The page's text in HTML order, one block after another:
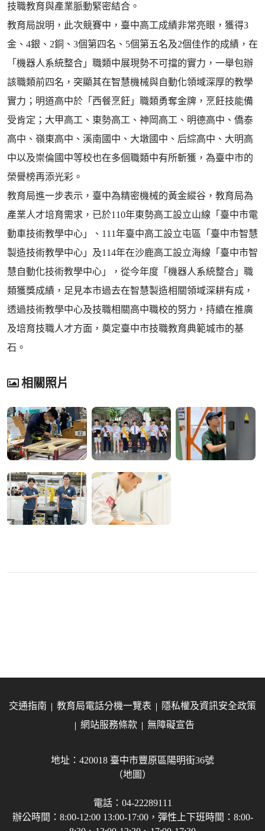
技職教育與產業脈動緊密結合。
教育局說明，此次競賽中，臺中高工成績非常亮眼，獲得3
金、4銀、2銅、3個第四名、5個第五名及2個佳作的成績，在
「機器人系統整合」職類中展現勢不可擋的實力，一舉包辦
該職類前四名，突顯其在智慧機械與自動化領域深厚的教學
實力；明道高中於「西餐烹飪」職類勇奪金牌，烹飪技能備
受肯定；大甲高工、東勢高工、神岡高工、明德高中、僑泰
高中、嶺東高中、溪南國中、大墩國中、后綜高中、大明高
中以及崇倫國中等校也在多個職類中有所斬獲，為臺中市的
榮譽榜再添光彩。
教育局進一步表示，臺中為精密機械的黃金縱谷，教育局為
產業人才培育需求，已於110年東勢高工設立山線「臺中市電
動車技術教學中心」、111年臺中高工設立屯區「臺中市智慧
製造技術教學中心」及114年在沙鹿高工設立海線「臺中市智
慧自動化技術教學中心」，從今年度「機器人系統整合」職
類獲獎成績，足見本市過去在智慧製造相關領域深耕有成，
透過技術教學中心及技職相關高中職校的努力，持續在推廣
及培育技職人才方面，奠定臺中市技職教育典範城市的基
石。
相關照片
交通指南 教育局電話分機一覽表
隱私權及資訊安全政策
網站服務條款
無障礙宣告
地址：420018 臺中市豐原區陽明街36號
（地圖）
電話：04-22289111
辦公時間：8:00-12:00 13:00-17:00，彈性上下班時間：8:00-